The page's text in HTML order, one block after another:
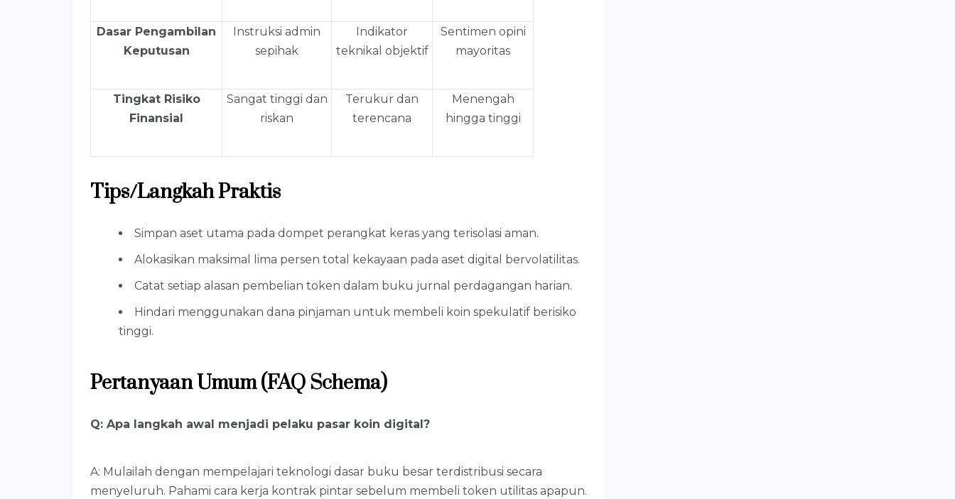
Dasar Pengambilan
Keputusan
Instruksi admin
sepihak
Indikator
teknikal objektif
Sentimen opini
mayoritas
Tingkat Risiko
Finansial
Sangat tinggi dan
riskan
Terukur dan
terencana
Menengah
hingga tinggi
Tips/Langkah Praktis
Simpan aset utama pada dompet perangkat keras yang terisolasi aman.
Alokasikan maksimal lima persen total kekayaan pada aset digital bervolatilitas.
Catat setiap alasan pembelian token dalam buku jurnal perdagangan harian.
Hindari menggunakan dana pinjaman untuk membeli koin spekulatif berisiko
tinggi.
Pertanyaan Umum (FAQ Schema)
Q: Apa langkah awal menjadi pelaku pasar koin digital?
A: Mulailah dengan mempelajari teknologi dasar buku besar terdistribusi secara
menyeluruh. Pahami cara kerja kontrak pintar sebelum membeli token utilitas apapun.